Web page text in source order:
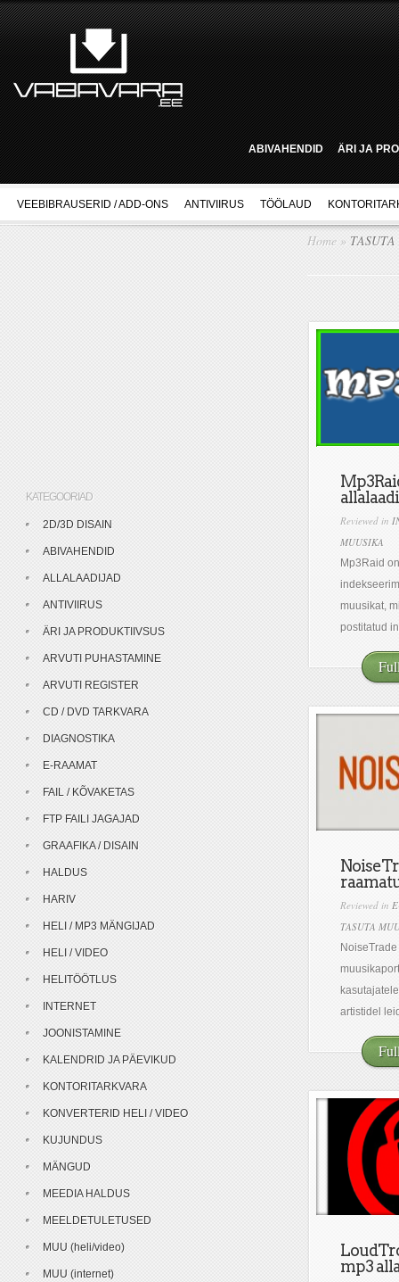
ABIVAHENDID ÄRI JA
VEEBIBRAUSERID / ADD-ONS ANTIVIIRUS TÖÖLAUD
Home »
Reviewed in
MUUSIKA
Mp3Raid
muusikat,
postitatud
Reviewed in
TASUTA
artistidel
mp3
KATEGOORIAD
2D/3D DISAIN
ABIVAHENDID
ALLALAADIJAD
ANTIVIIRUS
ÄRI JA PRODUKTIIVSUS
ARVUTI PUHASTAMINE
ARVUTI REGISTER
CD / DVD TARKVARA
DIAGNOSTIKA
E-RAAMAT
FAIL / KÕVAKETAS
FTP FAILI JAGAJAD
GRAAFIKA / DISAIN
HALDUS
HARIV
HELI / MP3 MÄNGIJAD
HELI / VIDEO
HELITÖÖTLUS
INTERNET
JOONISTAMINE
KALENDRID JA PÄEVIKUD
KONTORITARKVARA
KONVERTERID HELI / VIDEO
KUJUNDUS
MÄNGUD
MEEDIA HALDUS
MEELDETULETUSED
MUU (heli/video)
MUU (internet)